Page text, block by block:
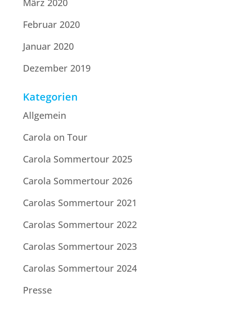
März 2020
Februar 2020
Januar 2020
Dezember 2019
Kategorien
Allgemein
Carola on Tour
Carola Sommertour 2025
Carola Sommertour 2026
Carolas Sommertour 2021
Carolas Sommertour 2022
Carolas Sommertour 2023
Carolas Sommertour 2024
Presse